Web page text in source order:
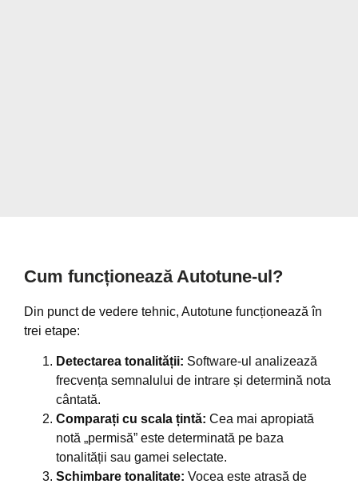
Cum funcționează Autotune-ul?
Din punct de vedere tehnic, Autotune funcționează în
trei etape:
Detectarea tonalității: Software-ul analizează
frecvența semnalului de intrare și determină nota
cântată.
Comparați cu scala țintă: Cea mai apropiată
notă „permisă” este determinată pe baza
tonalității sau gamei selectate.
Schimbare tonalitate: Vocea este atrasă de